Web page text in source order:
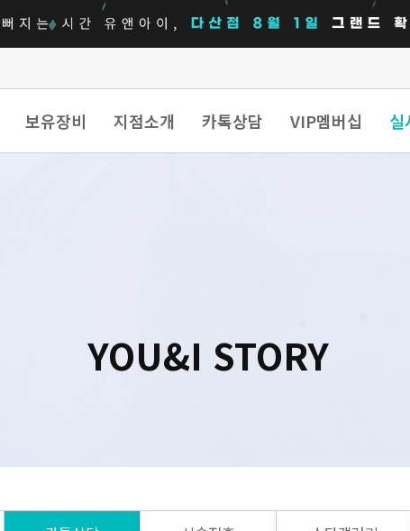
보유장비 지점소개 카톡상담 VIP멤버십 실
YOU&I STORY